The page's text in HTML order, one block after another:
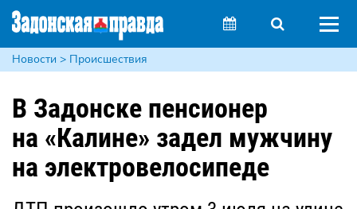
Новости > Происшествия
В Задонске пенсионер
на «Калине» задел мужчину
на электровелосипеде